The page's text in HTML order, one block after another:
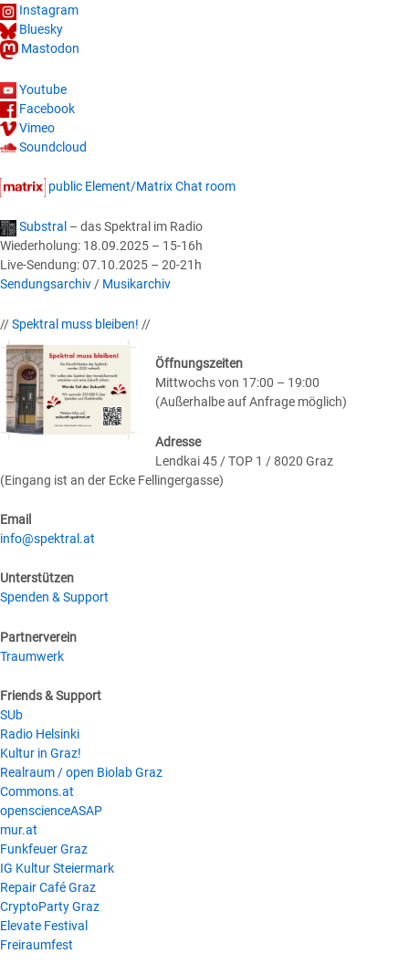
Instagram
Bluesky
Mastodon
Youtube
Facebook
Vimeo
Soundcloud
public Element/Matrix Chat room
Substral – das Spektral im Radio
Wiederholung: 18.09.2025 – 15-16h
Live-Sendung: 07.10.2025 – 20-21h
Sendungsarchiv/ Musikarchiv
//Spektral muss bleiben! //
Öffnungszeiten
Mittwochs von 17:00 – 19:00
(Außerhalbe auf Anfrage möglich)
Adresse
Lendkai 45 / TOP 1 / 8020 Graz
(Eingang ist an der Ecke Fellingergasse)
Email
info@spektral.at
Unterstützen
Spenden & Support
Partnerverein
Traumwerk
Friends & Support
SUb
Radio Helsinki
Kultur in Graz!
Realraum / open Biolab Graz
Commons.at
openscienceASAP
mur.at
Funkfeuer Graz
IG Kultur Steiermark
Repair Café Graz
CryptoParty Graz
Elevate Festival
Freiraumfest